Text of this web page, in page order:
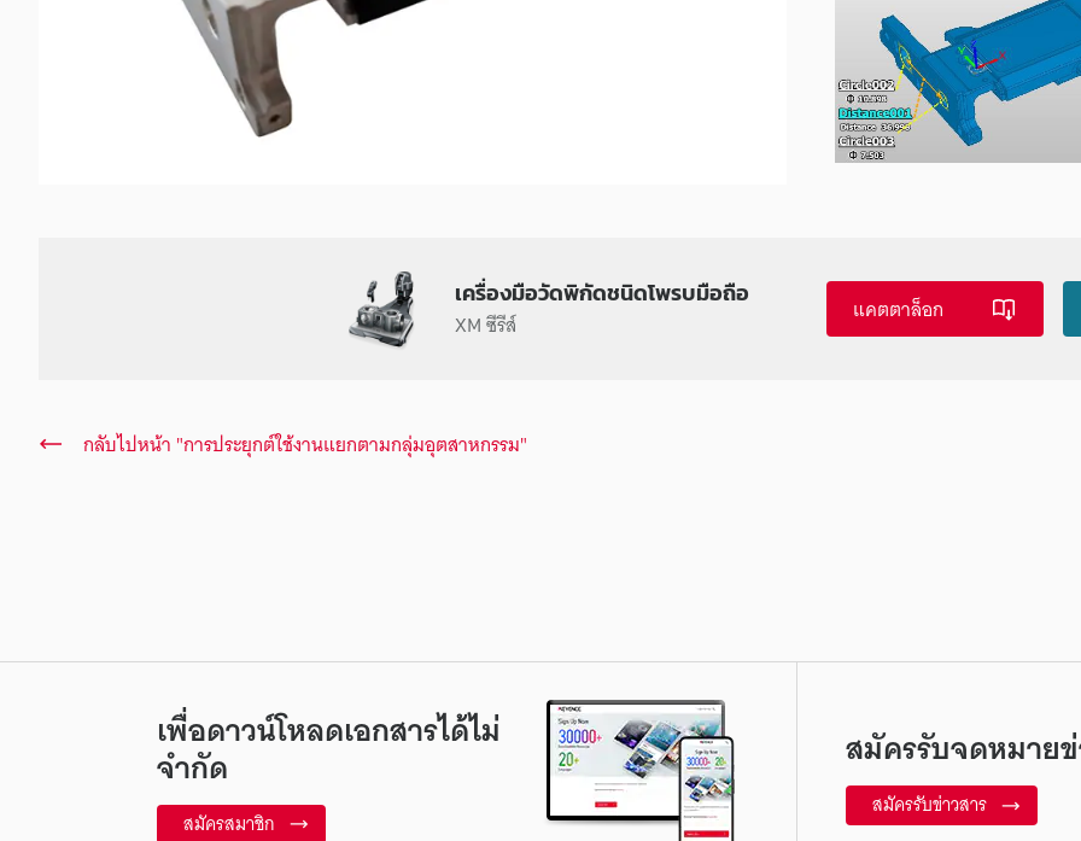
เครื่องมือวัดพิกัดชนิดโพรบมือถือ
XM ซีรีส์ แคตตาล็อก
กลับไปหน้า "การประยุกต์ใช้งานแยกตามกลุ่มอุตสาหกรรม"
เพื่อดาวน์โหลดเอกสารได้ไม่
จำกัด
สมัครสมาชิก
สมัครรับจดหมาย
สมัครรับข่าวสาร